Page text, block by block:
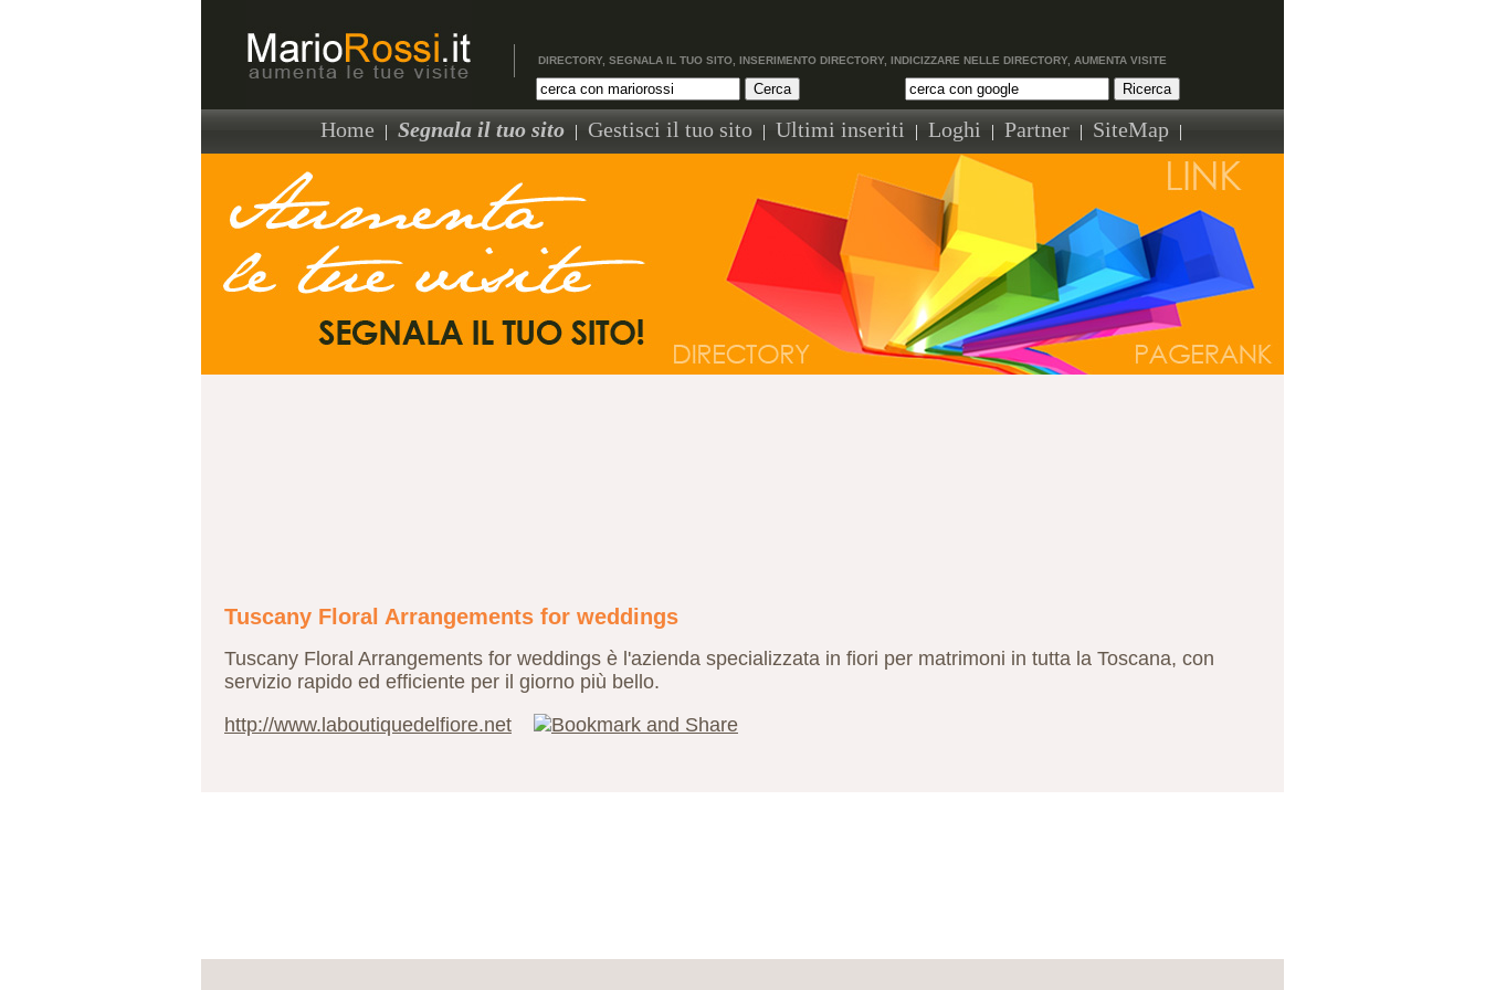
DIRECTORY, SEGNALA IL TUO SITO, INSERIMENTO DIRECTORY, INDICIZZARE NELLE DIRECTORY, AUMENTA VISITE
Home | Segnala il tuo sito | Gestisci il tuo sito | Ultimi inseriti | Loghi | Partner | SiteMap |
Tuscany Floral Arrangements for weddings
Tuscany Floral Arrangements for weddings è l'azienda specializzata in fiori per matrimoni in tutta la Toscana, con
servizio rapido ed efficiente per il giorno più bello.
http://www.laboutiquedelfiore.net